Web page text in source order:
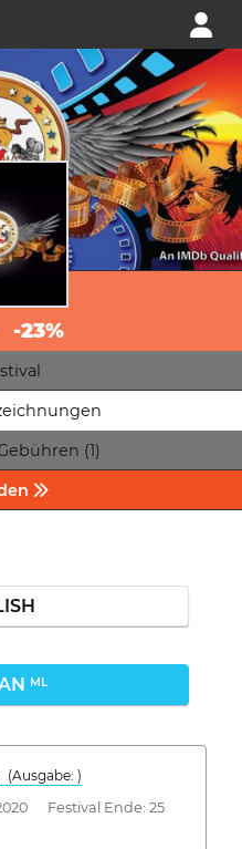
-23%
(1)
ML
(Ausgabe: )
Festival Ende: 25